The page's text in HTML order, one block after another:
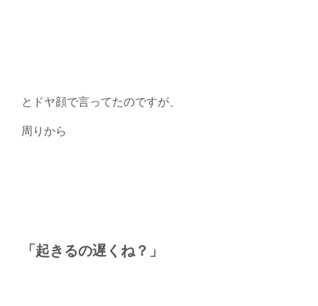
とドヤ顔で言ってたのですが、
周りから
「起きるの遅くね？」